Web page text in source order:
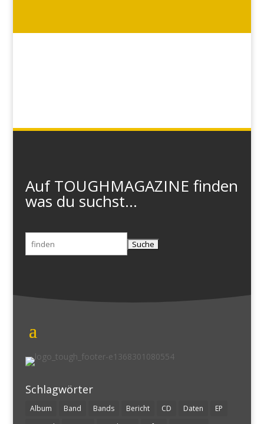
Auf TOUGHMAGAZINE finden
was du suchst...
Suchen
nach:
Schlagwörter
Album Band Bands Bericht CD Daten
EP